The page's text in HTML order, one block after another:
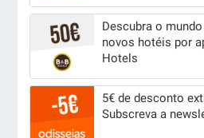
Descubra o
novos hotéis por
Hotels
5€ de desconto
Subscreva a